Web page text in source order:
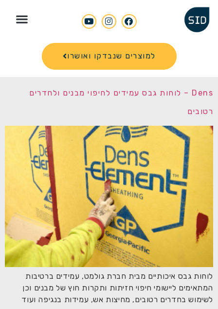
למוצרים שנבדקו ואושרו
Dens – לוחות גבס עמידים לחיפוי מבנים ולחדרים
רטובים
לוחות גבס איכותיים מבית חברת גולמט, עמידים ברטיבות
המתאימים ליישומי חיפוי חזיתות ותקרות חוץ של מבנים וכן
לשימוש בחדרים רטובים, מחיצות אש, עמידות בנגיפה ועוד